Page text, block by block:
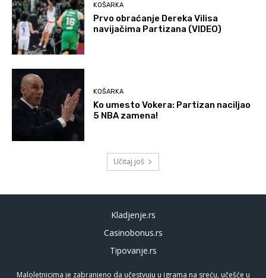
KOŠARKA
Prvo obraćanje Dereka Vilisa
navijačima Partizana (VIDEO)
KOŠARKA
Ko umesto Vokera: Partizan naciljao
5 NBA zamena!
Učitaj još
Kladjenje.rs
Casinobonus.rs
Tipovanje.rs
Maloletnicima je zabranjeno da učestvuju u igrama na sreću, učešće u